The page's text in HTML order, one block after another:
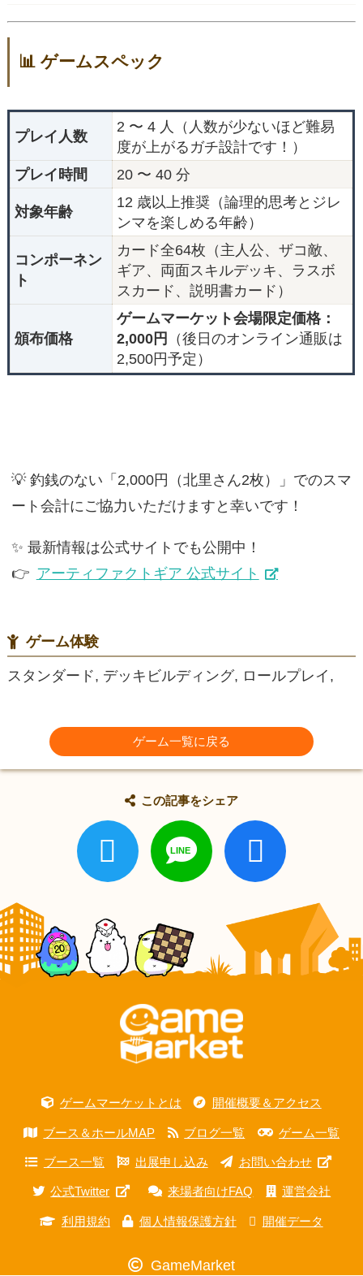
📊 ゲームスペック
プレイ人数
2 〜 4 人（人数が少ないほど難易
度が上がるガチ設計です！）
プレイ時間
20 〜 40 分
対象年齢
12 歳以上推奨（論理的思考とジレ
ンマを楽しめる年齢）
コンポーネン
ト
カード全64枚（主人公、ザコ敵、
ギア、両面スキルデッキ、ラスボ
スカード、説明書カード）
頒布価格
ゲームマーケット会場限定価格：
2,000円 （後日のオンライン通販は
2,500円予定）
💡 釣銭のない「2,000円（北里さん2枚）」でのスマ
ート会計にご協力いただけますと幸いです！
✨ 最新情報は公式サイトでも公開中！
👉 アーティファクトギア 公式サイト
ゲーム体験
スタンダード, デッキビルディング, ロールプレイ,
ゲーム一覧に戻る
この記事をシェア
ゲームマーケットとは 開催概要＆アクセス
ブース＆ホールMAP ブログ一覧 ゲーム一覧
ブース一覧 出展申し込み お問い合わせ
公式Twitter 来場者向けFAQ 運営会社
利用規約 個人情報保護方針 開催データ
GameMarket